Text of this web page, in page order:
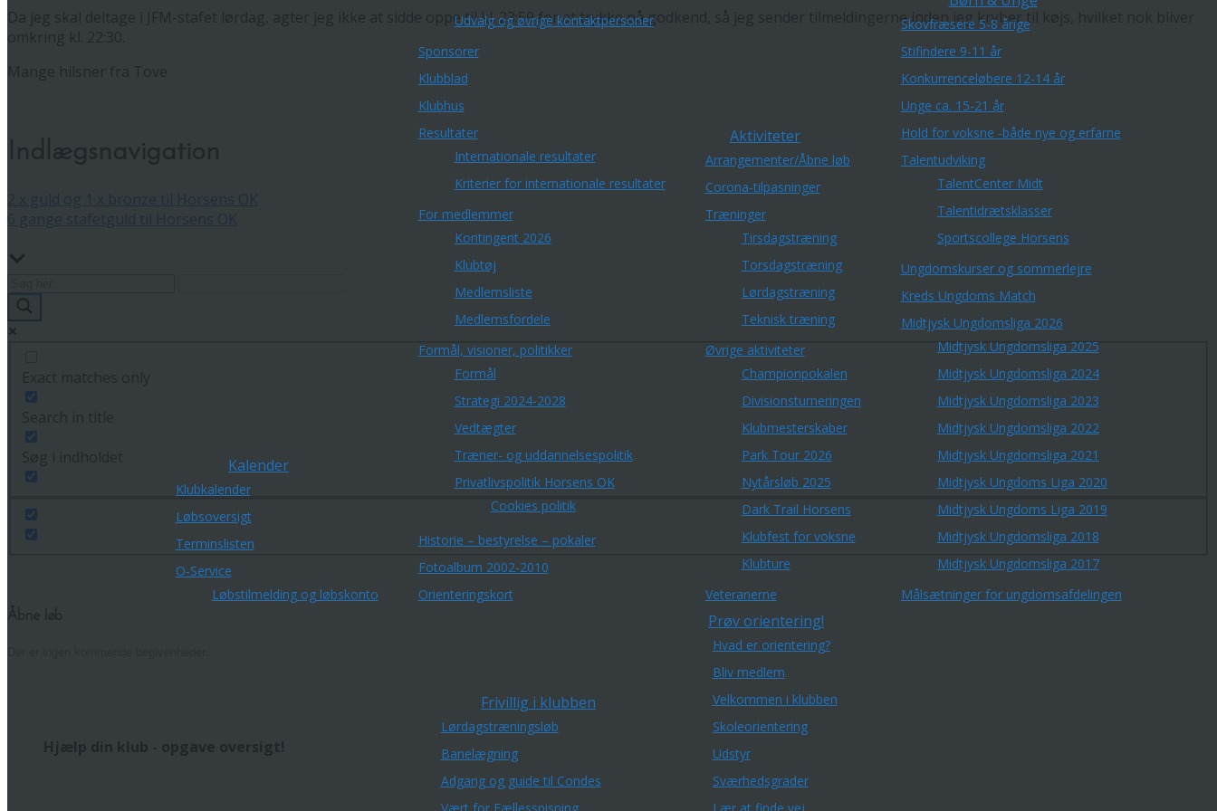
Kalender
Klubkalender
Løbsoversigt
Terminslisten
O-Service
Løbstilmelding og løbskonto
Udvalg og øvrige kontaktpersoner
Sponsorer
Klubblad
Klubhus
Resultater
Internationale resultater
Kriterier for internationale resultater
For medlemmer
Kontingent 2026
Klubtøj
Medlemsliste
Medlemsfordele
Formål, visioner, politikker
Formål
Strategi 2024-2028
Vedtægter
Træner- og uddannelsespolitik
Privatlivspolitik Horsens OK
Cookies politik
Historie – bestyrelse – pokaler
Fotoalbum 2002-2010
Orienteringskort
Aktiviteter
Arrangementer/Åbne løb
Corona-tilpasninger
Træninger
Tirsdagstræning
Torsdagstræning
Lørdagstræning
Teknisk træning
Øvrige aktiviteter
Championpokalen
Divisionsturneringen
Klubmesterskaber
Park Tour 2026
Nytårsløb 2025
Dark Trail Horsens
Klubfest for voksne
Klubture
Veteranerne
Skovfræsere 5-8 årige
Stifindere 9-11 år
Konkurrenceløbere 12-14 år
Unge ca. 15-21 år
Hold for voksne -både nye og erfarne
Talentudviking
TalentCenter Midt
Talentidrætsklasser
Sportscollege Horsens
Ungdomskurser og sommerlejre
Kreds Ungdoms Match
Midtjysk Ungdomsliga 2026
Midtjysk Ungdomsliga 2025
Midtjysk Ungdomsliga 2024
Midtjysk Ungdomsliga 2023
Midtjysk Ungdomsliga 2022
Midtjysk Ungdomsliga 2021
Midtjysk Ungdoms Liga 2020
Midtjysk Ungdoms Liga 2019
Midtjysk Ungdomsliga 2018
Midtjysk Ungdomsliga 2017
Målsætninger for ungdomsafdelingen
Frivillig i klubben
Lørdagstræningsløb
Banelægning
Adgang og guide til Condes
Prøv orientering!
Hvad er orientering?
Bliv medlem
Velkommen i klubben
Skoleorientering
Udstyr
Sværhedsgrader
Da jeg skal deltage i JFM-stafet lørdag, agter jeg ikke at sidde oppe til kl. 23:59 for at trykke på godkend, så jeg sender tilmeldingerne inden jeg kryber til køjs, hvilket nok bliver